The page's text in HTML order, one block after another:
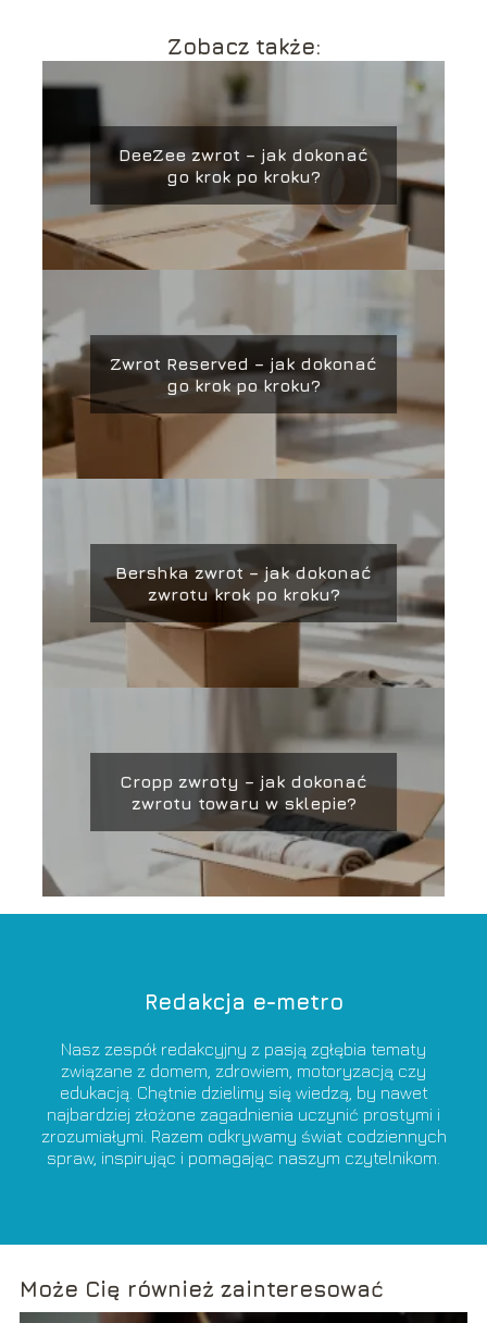
Zobacz także:
DeeZee zwrot – jak dokonać
go krok po kroku?
Zwrot Reserved – jak dokonać
go krok po kroku?
Bershka zwrot – jak dokonać
zwrotu krok po kroku?
Cropp zwroty – jak dokonać
zwrotu towaru w sklepie?
Redakcja e-metro
Nasz zespół redakcyjny z pasją zgłębia tematy
związane z domem, zdrowiem, motoryzacją czy
edukacją. Chętnie dzielimy się wiedzą, by nawet
najbardziej złożone zagadnienia uczynić prostymi i
zrozumiałymi. Razem odkrywamy świat codziennych
spraw, inspirując i pomagając naszym czytelnikom.
Może Cię również zainteresować